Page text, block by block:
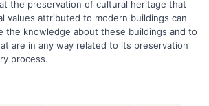
the preservation of cultural heritage that
values attributed to modern buildings can
the knowledge about these buildings and to
are in any way related to its preservation
process.